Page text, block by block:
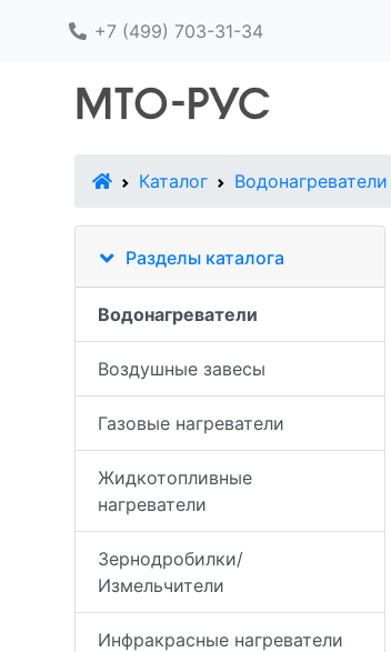
+7 (499) 703-31-34
В начало
Каталог Водонагреватели
Разделы каталога
Водонагреватели
Воздушные завесы
Газовые нагреватели
Жидкотопливные
нагреватели
Зернодробилки/
Измельчители
Инфракрасные нагреватели